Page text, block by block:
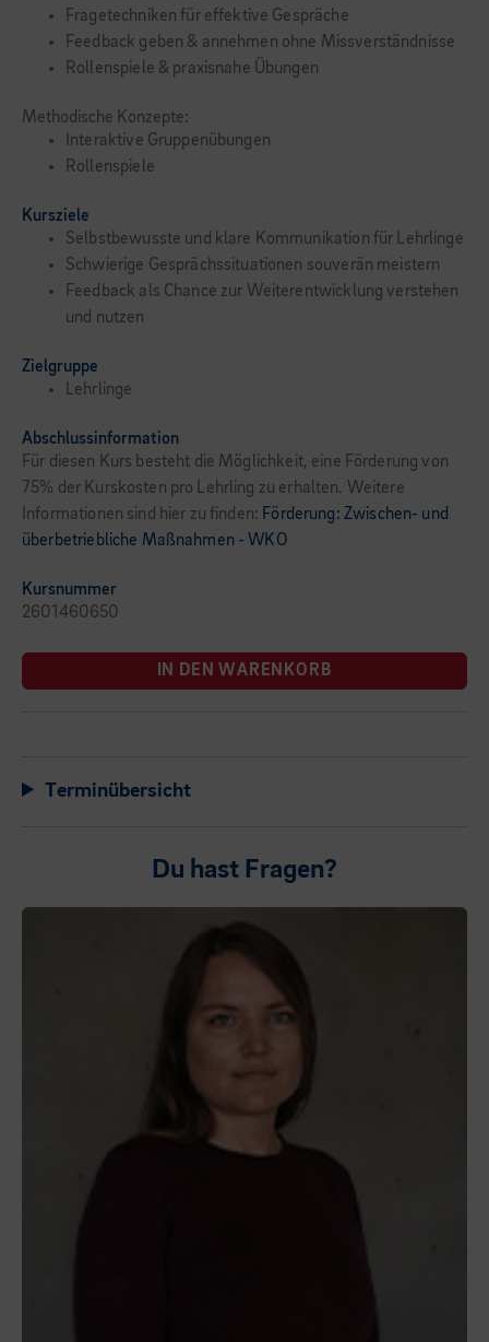
Fragetechniken für effektive Gespräche
Feedback geben & annehmen ohne Missverständnisse
Rollenspiele & praxisnahe Übungen
Methodische Konzepte:
Interaktive Gruppenübungen
Rollenspiele
Kursziele
Selbstbewusste und klare Kommunikation für Lehrlinge
Schwierige Gesprächssituationen souverän meistern
Feedback als Chance zur Weiterentwicklung verstehen
und nutzen
Zielgruppe
Lehrlinge
Abschlussinformation
Für diesen Kurs besteht die Möglichkeit, eine Förderung von
75% der Kurskosten pro Lehrling zu erhalten. Weitere
Informationen sind hier zu finden: Förderung: Zwischen- und
überbetriebliche Maßnahmen - WKO
Kursnummer
2601460650
IN DEN WARENKORB
Terminübersicht
Du hast Fragen?